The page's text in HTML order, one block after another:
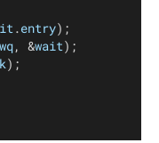
.entry);
wq, &wait);
);